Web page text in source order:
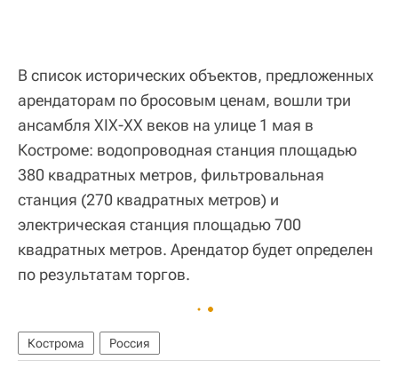
В список исторических объектов, предложенных
арендаторам по бросовым ценам, вошли три
ансамбля XIX-XX веков на улице 1 мая в
Костроме: водопроводная станция площадью
380 квадратных метров, фильтровальная
станция (270 квадратных метров) и
электрическая станция площадью 700
квадратных метров. Арендатор будет определен
по результатам торгов.
Кострома Россия